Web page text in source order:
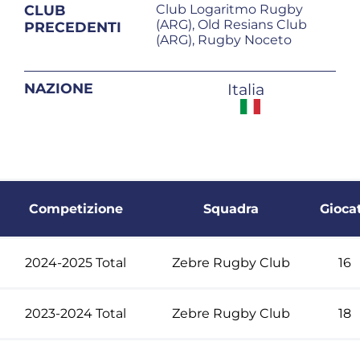
CLUB
PRECEDENTI
Club Logaritmo Rugby
(ARG), Old Resians Club
(ARG), Rugby Noceto
NAZIONE Italia
Competizione Squadra
2024-2025 Total Zebre Rugby Club 16
2023-2024 Total Zebre Rugby Club 18